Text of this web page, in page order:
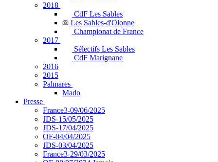
2018
CdF Les Sables
Les Sables-d'Olonne
Championat de France
2017
Sélectifs Les Sables
CdF Marignane
2016
2015
Palmares
Mado
Presse
France3-09/06/2025
JDS-15/05/2025
JDS-17/04/2025
OF-04/04/2025
JDS-03/04/2025
France3-29/03/2025